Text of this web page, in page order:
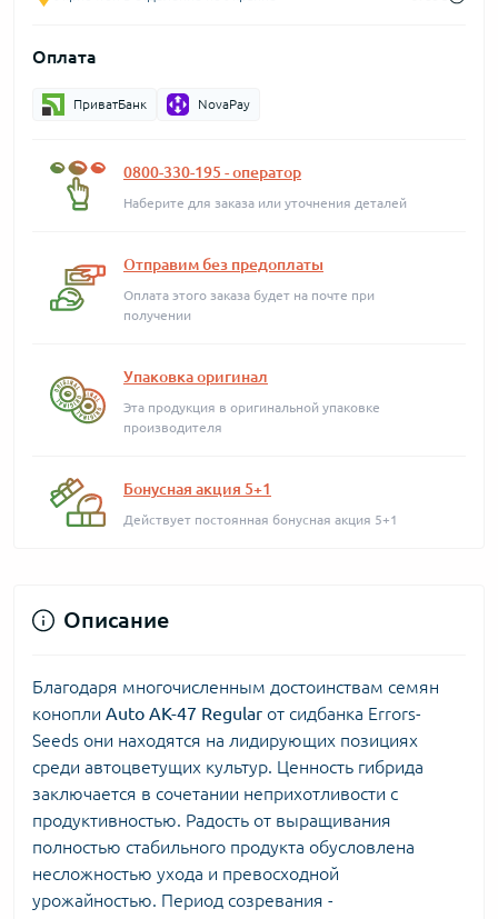
Оплата
ПриватБанк NovaPay
0800-330-195 - оператор
Наберите для заказа или уточнения деталей
Отправим без предоплаты
Оплата этого заказа будет на почте при
получении
Упаковка оригинал
Эта продукция в оригинальной упаковке
производителя
Бонусная акция 5+1
Действует постоянная бонусная акция 5+1
Описание
Благодаря многочисленным достоинствам семян
конопли Auto АК-47 Regular от сидбанка Errors-
Seeds они находятся на лидирующих позициях
среди автоцветущих культур. Ценность гибрида
заключается в сочетании неприхотливости с
продуктивностью. Радость от выращивания
полностью стабильного продукта обусловлена
несложностью ухода и превосходной
урожайностью. Период созревания -